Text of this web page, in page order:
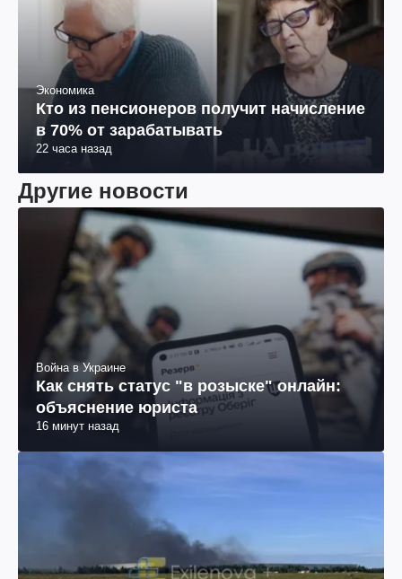
Экономика
Кто из пенсионеров получит начисление
в 70% от зарабатывать
22 часа назад
Другие новости
Война в Украине
Как снять статус "в розыске" онлайн:
объяснение юриста
16 минут назад